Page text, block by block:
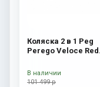
Коляска 2 в 1 Peg
Perego Veloce Red
101 499 р
В наличии